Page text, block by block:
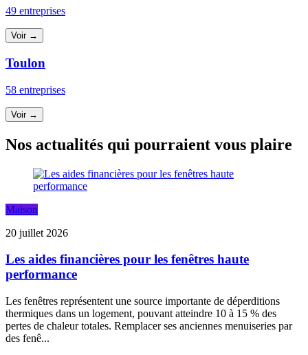
49 entreprises
Voir →
Toulon
58 entreprises
Voir →
Nos actualités qui pourraient vous plaire
Maison
20 juillet 2026
Les aides financières pour les fenêtres haute
performance
Les fenêtres représentent une source importante de déperditions
thermiques dans un logement, pouvant atteindre 10 à 15 % des
pertes de chaleur totales. Remplacer ses anciennes menuiseries par
des fenê...